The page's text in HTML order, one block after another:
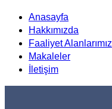
Anasayfa
Hakkımızda
Faaliyet Alanlarımız
Makaleler
İletişim